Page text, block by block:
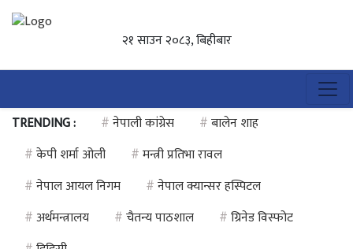
२१ साउन २०८३, बिहीबार
TRENDING : #नेपाली कांग्रेस #बालेन शाह
#केपी शर्मा ओली #मन्त्री प्रतिभा रावल
#नेपाल आयल निगम #नेपाल क्यान्सर हस्पिटल
#अर्थमन्त्रालय #चैतन्य पाठशाल #ग्रिनेड विस्फोट